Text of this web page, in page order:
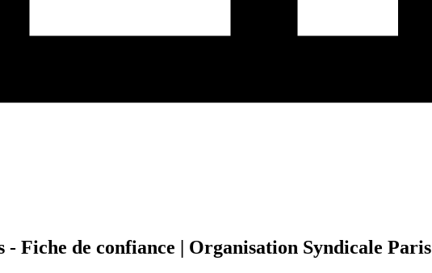
Fiche de confiance | Organisation Syndicale Paris